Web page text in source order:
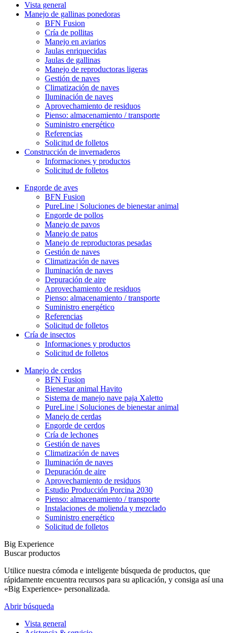
Vista general
Manejo de gallinas ponedoras
BFN Fusion
Cría de pollitas
Manejo en aviarios
Jaulas enriquecidas
Jaulas de gallinas
Manejo de reproductoras ligeras
Gestión de naves
Climatización de naves
Iluminación de naves
Aprovechamiento de residuos
Pienso: almacenamiento / transporte
Suministro energético
Referencias
Solicitud de folletos
Construcción de invernaderos
Informaciones y productos
Solicitud de folletos
Engorde de aves
BFN Fusion
PureLine | Soluciones de bienestar animal
Engorde de pollos
Manejo de pavos
Manejo de patos
Manejo de reproductoras pesadas
Gestión de naves
Climatización de naves
Iluminación de naves
Depuración de aire
Aprovechamiento de residuos
Pienso: almacenamiento / transporte
Suministro energético
Referencias
Solicitud de folletos
Cría de insectos
Informaciones y productos
Solicitud de folletos
Manejo de cerdos
BFN Fusion
Bienestar animal Havito
Sistema de manejo nave paja Xaletto
PureLine | Soluciones de bienestar animal
Manejo de cerdas
Engorde de cerdos
Cría de lechones
Gestión de naves
Climatización de naves
Iluminación de naves
Depuración de aire
Aprovechamiento de residuos
Estudio Producción Porcina 2030
Pienso: almacenamiento / transporte
Instalaciones de molienda y mezclado
Suministro energético
Solicitud de folletos
Big Experience
Buscar productos
Utilice nuestra cómoda e inteligente búsqueda de productos, que
rápidamente encuentra recursos para su aplicación, y consiga así una
«Big Experience» personalizada.
Abrir búsqueda
Vista general